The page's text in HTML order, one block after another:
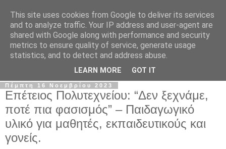
Σ.Ι.Ε.Λ.Β.Ε.
Ο επίσημος ιστότοπος του Συλλόγου Ιδιωτικών
Εκπαιδευτικών Λειτουργών Βόρειας Ελλάδας
Πέμπτη 16 Νοεμβρίου 2023
Επέτειος Πολυτεχνείου: “Δεν ξεχνάμε,
ποτέ πια φασισμός” – Παιδαγωγικό
υλικό για μαθητές, εκπαιδευτικούς και
γονείς.
This site uses cookies from Google to deliver its services
and to analyze traffic. Your IP address and user-agent are
shared with Google along with performance and security
metrics to ensure quality of service, generate usage
statistics, and to detect and address abuse.
LEARN MORE GOT IT